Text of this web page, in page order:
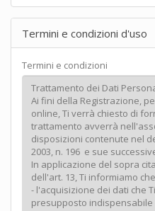
Termini e condizioni d'uso
Termini e condizioni